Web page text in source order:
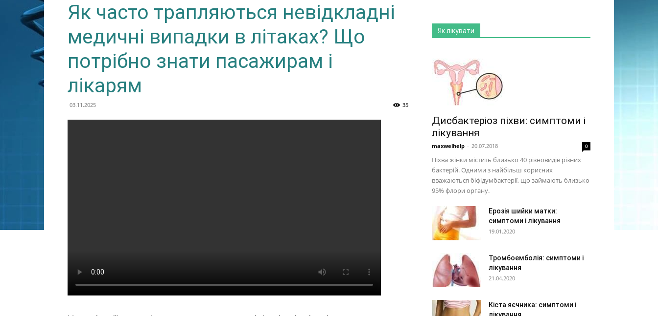
Як часто трапляються невідкладні
медичні випадки в літаках? Що
потрібно знати пасажирам і
лікарям
03.11.2025 35
Як лікувати
Дисбактеріоз піхви: симптоми і
лікування
maxwelhelp - 20.07.2018 0
Піхва жінки містить близько 40 різновидів різних
бактерій. Одними з найбільш корисних
вважаються біфідумбактерії, що займають близько
95% флори органу.
Ерозія шийки матки:
симптоми і лікування
19.01.2020
Тромбоемболія: симптоми і
лікування
21.04.2020
Кіста яєчника: симптоми і